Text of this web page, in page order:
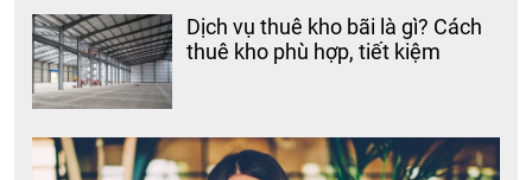
Dịch vụ thuê kho bãi là gì? Cách
thuê kho phù hợp, tiết kiệm